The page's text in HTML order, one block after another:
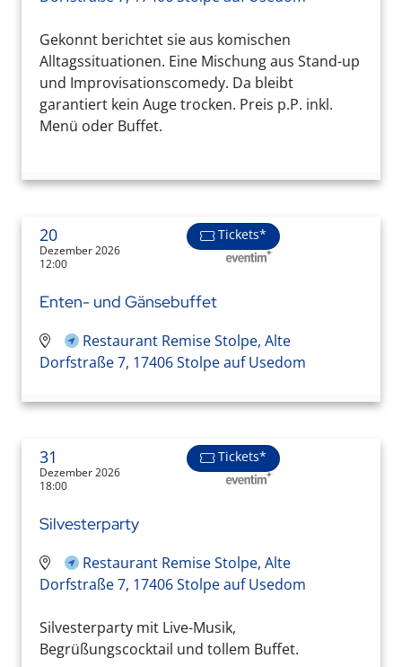
Gekonnt berichtet sie aus komischen
Alltagssituationen. Eine Mischung aus Stand-up
und Improvisationscomedy. Da bleibt
garantiert kein Auge trocken. Preis p.P. inkl.
Menü oder Buffet.
20
Dezember 2026
12:00
Tickets*
Enten- und Gänsebuffet
Restaurant Remise Stolpe, Alte
Dorfstraße 7, 17406 Stolpe auf Usedom
31
Dezember 2026
18:00
Tickets*
Silvesterparty
Restaurant Remise Stolpe, Alte
Dorfstraße 7, 17406 Stolpe auf Usedom
Silvesterparty mit Live-Musik,
Begrüßungscocktail und tollem Buffet.